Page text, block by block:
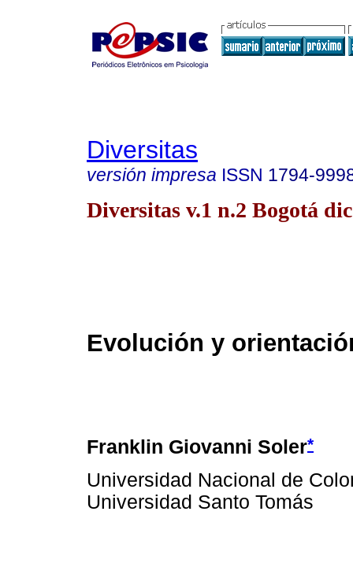
Diversitas
versión impresa ISSN 1794-
Diversitas v.1 n.2 Bogotá
Evolución y
Franklin Giovanni Soler*
Universidad Nacional de
Universidad Santo Tomás